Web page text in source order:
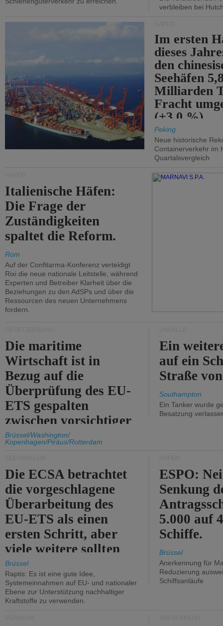
verbleiben bei
Im ersten
dieses
den
Seehäfen
Milliarden
Fracht
(+3,0 %).
Peking
Neue historische
Containerverkehr im
Quartalsvergleich
Italienische Häfen:
Die Frage der
Zuständigkeiten
spaltet die Reform.
Rom
Auf der Confitarma-Konferenz verteidigt
Rixi die neue nationale Leitstelle, während
Experten und Betreiber Klarheit über die
Beziehungen zu den AdSPs und über die
Ressourcen des neuen Unternehmens
fordern.
Die maritime
Wirtschaft ist in
Bezug auf die
Überprüfung des EU-
ETS gespalten
zwischen vorsichtiger
Unterstützung und
Kritik.
Brüssel/Washington/
Kopenhagen/Piräus/Rotterdam
Ein
auf ein
Straße
Southampton
Ein Tanker wurde
Besatzung
Die ECSA betrachtet
die vorgeschlagene
Überarbeitung des
EU-ETS als einen
ersten Schritt, aber
viele weitere sollten
folgen.
Brüssel
Raptis: Es ist eine gute Idee,
Systemeinnahmen auf EU- und nationaler
Ebene zur Unterstützung nachhaltiger
Kraftstoffe zu verwenden.
ESPO:
Senkung
5.000 auf
Schiffe.
Brüssel
Anerkennung für
Reduzierung
Schiffsanläufe